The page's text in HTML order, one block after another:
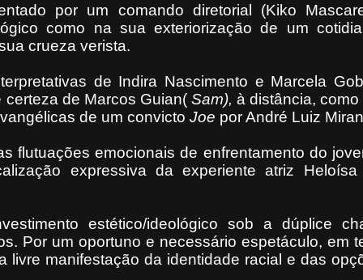
por um comando diretorial (Kiko
como na sua exteriorização de um
crueza verista.
de Indira Nascimento e Marcela
de Marcos Guian( Sam), à distância,
de um convicto Joe por André Luiz
flutuações emocionais de enfrentamento do
expressiva da experiente atriz Heloísa
estético/ideológico sob a dúplice
Por um oportuno e necessário espetáculo, em
manifestação da identidade racial e das